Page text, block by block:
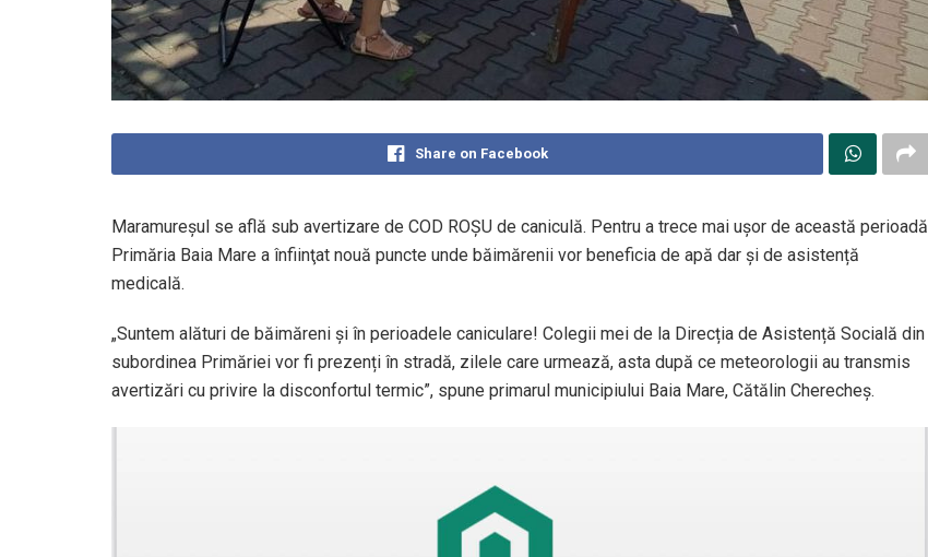
Share on Facebook
Maramureşul se află sub avertizare de COD ROŞU de caniculă. Pentru a trece mai uşor de această perioadă
Primăria Baia Mare a înfiinţat nouă puncte unde băimărenii vor beneficia de apă dar și de asistență
medicală.
„Suntem alături de băimăreni și în perioadele caniculare! Colegii mei de la Direcția de Asistență Socială din
subordinea Primăriei vor fi prezenți în stradă, zilele care urmează, asta după ce meteorologii au transmis
avertizări cu privire la disconfortul termic”, spune primarul municipiului Baia Mare, Cătălin Cherecheş.